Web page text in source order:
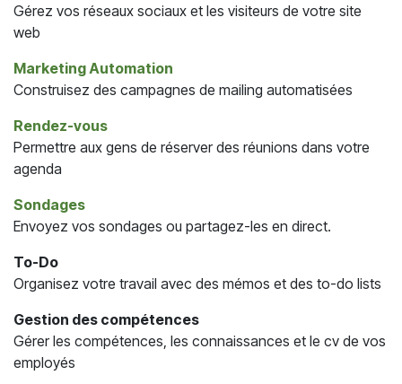
Gérez vos réseaux sociaux et les visiteurs de votre site
web
Marketing Automation
Construisez des campagnes de mailing automatisées
Rendez-vous
Permettre aux gens de réserver des réunions dans votre
agenda
Sondages
Envoyez vos sondages ou partagez-les en direct.
To-Do
Organisez votre travail avec des mémos et des to-do lists
Gestion des compétences
Gérer les compétences, les connaissances et le cv de vos
employés